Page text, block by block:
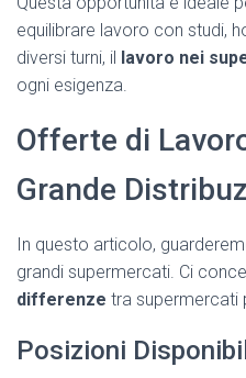
equilibrare lavoro con studi,
diversi turni, il lavoro nei
ogni esigenza.
Offerte di
Grande
In questo articolo,
grandi supermercati. Ci
differenze tra supermercati
Posizioni